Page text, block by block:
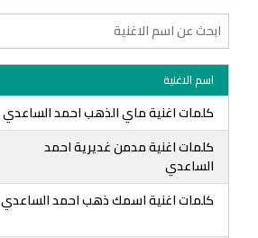
اسم الاغنية
كلمات اغنية ماي الذهب احمد الساعدي
كلمات اغنية مدمن غديرية احمد
الساعدي
كلمات اغنية اسمك ذهب احمد الساعدي